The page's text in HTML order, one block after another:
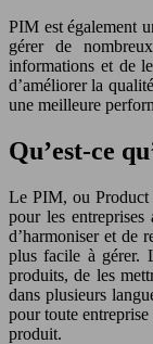
PIM est également
gérer de
informations et de
d’améliorer la
une meilleure
Qu’est-ce
Le PIM, ou Product
pour les
d’harmoniser et de
plus facile à gérer.
produits, de les
dans plusieurs
pour toute
produit.